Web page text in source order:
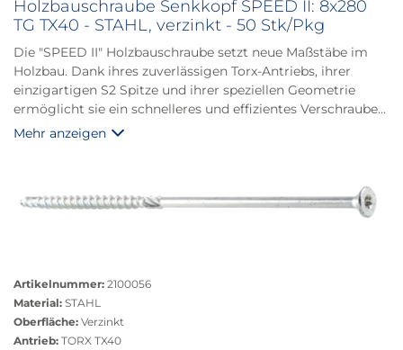
Holzbauschraube Senkkopf SPEED II: 8x280
TG TX40 - STAHL, verzinkt - 50 Stk/Pkg
Die "SPEED II" Holzbauschraube setzt neue Maßstäbe im
Holzbau. Dank ihres zuverlässigen Torx-Antriebs, ihrer
einzigartigen S2 Spitze und ihrer speziellen Geometrie
ermöglicht sie ein schnelleres und effizientes Verschrauben,
während sie die Spaltwirkung des Holzes verringert.
Mehr anzeigen
anzeigen
Artikelnummer: 2100056
Material: STAHL
Oberfläche: Verzinkt
Antrieb: TORX TX40